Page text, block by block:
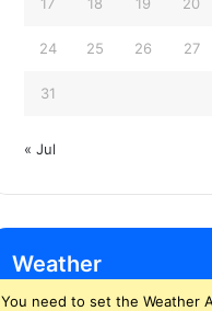
24 25 26 27
31
« Jul
Weather
You need to set the Weather